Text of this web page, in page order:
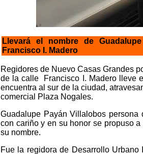
Llevará el nombre de
Francisco I. Madero
Regidores de Nuevo Casas Grandes
de la calle Francisco I. Madero lleve
encuentra al sur de la ciudad,
comercial Plaza Nogales.
Guadalupe Payán Villalobos
con cariño y en su honor se propuso
su nombre.
Fue la regidora de Desarrollo